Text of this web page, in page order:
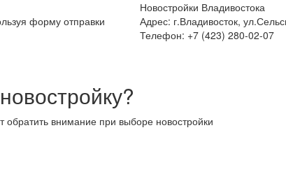
форму отправки
Новостройки Владивостока
Адрес: г.Владивосток,
Телефон: +7 (423) 280-02-07
внимание при выборе новостройки